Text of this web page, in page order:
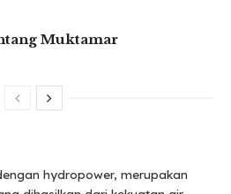
Muktamar
hydropower, merupakan